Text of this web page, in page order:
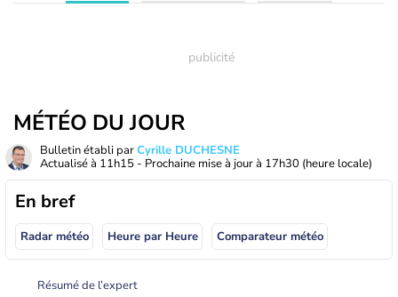
MÉTÉO DU JOUR
Bulletin établi parCyrille DUCHESNE
Actualisé à 11h15 - Prochaine mise à jour à 17h30 (heure locale)
En bref
Radar météo Heure par Heure Comparateur météo
Résumé de l’expert